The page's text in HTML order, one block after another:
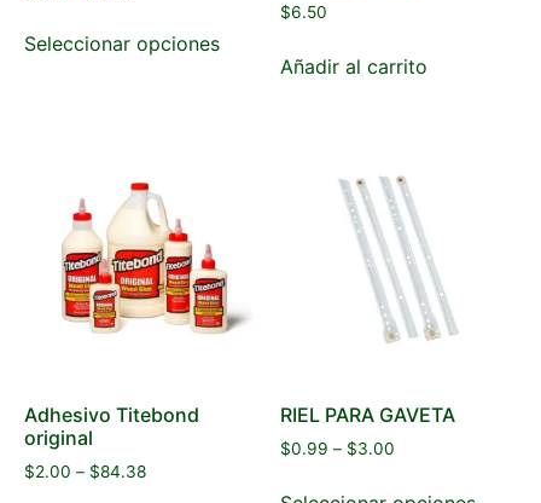
Seleccionar opciones
$6.50
Añadir al carrito
Adhesivo Titebond
original
$2.00 – $84.38
RIEL PARA GAVETA
$0.99 – $3.00